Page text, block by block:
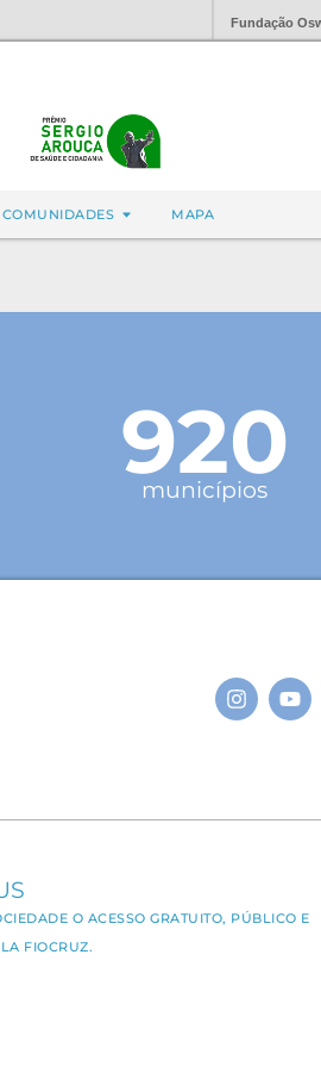
Fundação
COMUNIDADES MAPA
920
municípios
O ACESSO GRATUITO, PÚBLICO E
FIOCRUZ.